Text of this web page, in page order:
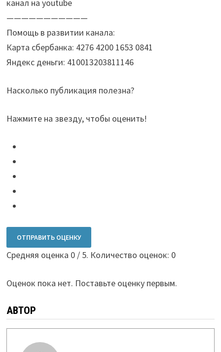
канал на youtube
———————————
Помощь в развитии канала:
Карта сбербанка: 4276 4200 1653 0841
Яндекс деньги: 410013203811146
Насколько публикация полезна?
Нажмите на звезду, чтобы оценить!
ОТПРАВИТЬ ОЦЕНКУ
Средняя оценка 0/ 5. Количество оценок: 0
Оценок пока нет. Поставьте оценку первым.
АВТОР